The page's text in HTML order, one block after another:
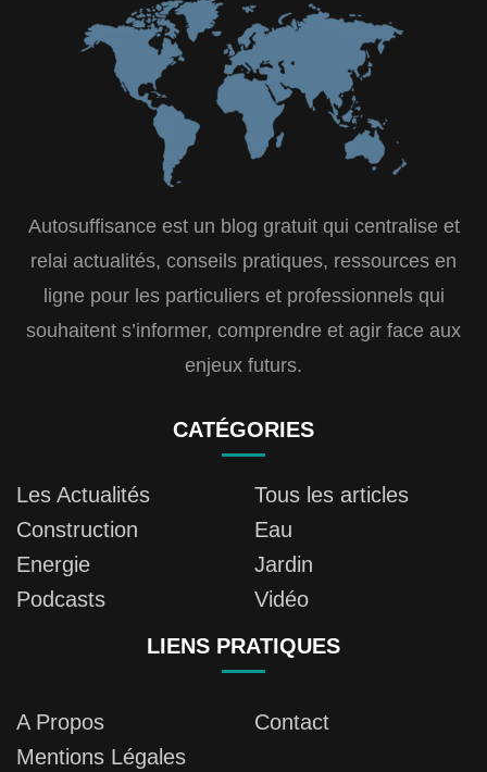
Autosuffisance est un blog gratuit qui centralise et
relai actualités, conseils pratiques, ressources en
ligne pour les particuliers et professionnels qui
souhaitent s’informer, comprendre et agir face aux
enjeux futurs.
CATÉGORIES
Les Actualités
Tous les articles
Construction
Eau
Energie
Jardin
Podcasts
Vidéo
LIENS PRATIQUES
A Propos
Contact
Mentions Légales